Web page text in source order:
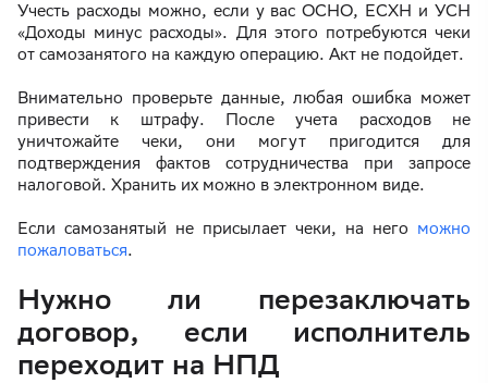
Учесть расходы можно, если у вас ОСНО, ЕСХН и УСН
«Доходы минус расходы». Для этого потребуются чеки
от самозанятого на каждую операцию. Акт не подойдет.
Внимательно проверьте данные, любая ошибка может
привести к штрафу. После учета расходов не
уничтожайте чеки, они могут пригодится для
подтверждения фактов сотрудничества при запросе
налоговой. Хранить их можно в электронном виде.
Если самозанятый не присылает чеки, на него можно
пожаловаться.
Нужно ли перезаключать
договор, если исполнитель
переходит на НПД